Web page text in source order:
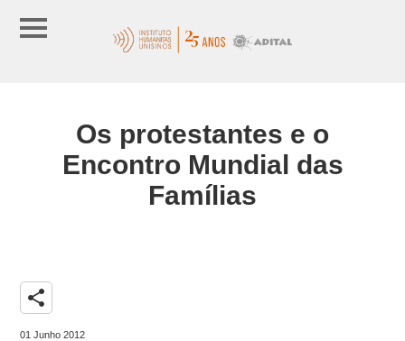
Os protestantes e o
Encontro Mundial das
Famílias
share
01 Junho 2012